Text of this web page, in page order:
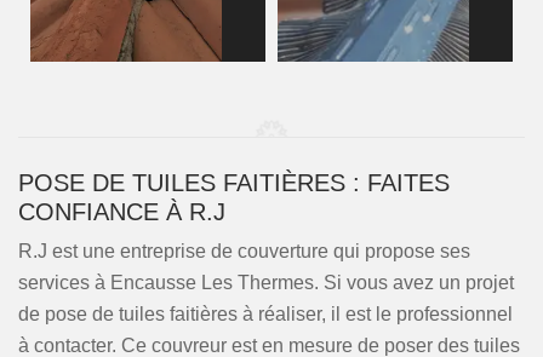
POSE DE TUILES FAITIÈRES : FAITES
CONFIANCE À R.J
R.J est une entreprise de couverture qui propose ses
services à Encausse Les Thermes. Si vous avez un projet
de pose de tuiles faitières à réaliser, il est le professionnel
à contacter. Ce couvreur est en mesure de poser des tuiles